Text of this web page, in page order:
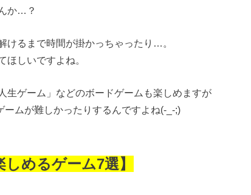
か…？
けるまで時間が掛かっちゃったり…。
しいですよね。
生ゲーム」などのボードゲームも楽しめますが
ムが難しかったりするんですよね(-_-;)
めるゲーム7選】